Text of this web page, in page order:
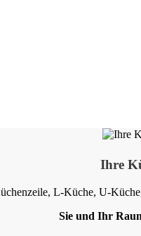
Ihre
L-Küche, U-
Sie und Ihr